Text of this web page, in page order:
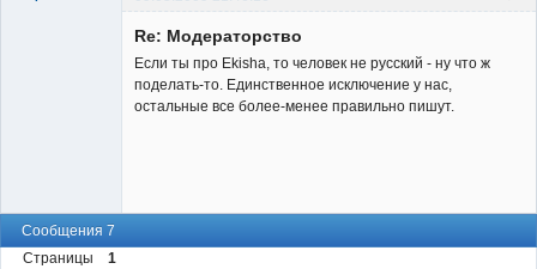
Re: Модераторство
Если ты про Ekisha, то человек не русский - ну что ж
поделать-то. Единственное исключение у нас,
остальные все более-менее правильно пишут.
Сообщения 7
Страницы
1